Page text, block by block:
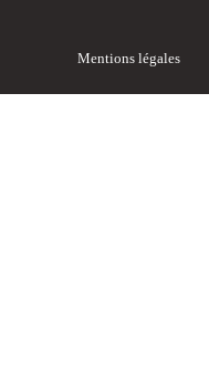
Mentions légales